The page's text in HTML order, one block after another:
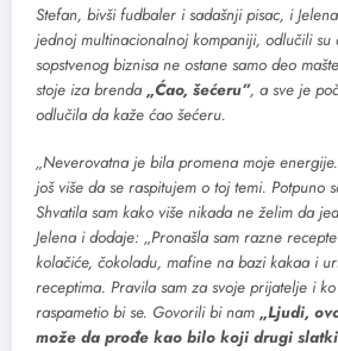
Stefan, bivši fudbaler i sadašnji pisac, i
jednoj multinacionalnoj kompaniji, odlučili su
sopstvenog biznisa ne ostane samo deo
stoje iza brenda „Ćao, šećeru”, a sve je
odlučila da kaže ćao šećeru.
„Neverovatna je bila promena moje
još više da se raspitujem o toj temi. Potpuno
Shvatila sam kako više nikada ne želim da
Jelena i dodaje: „Pronašla sam razne
kolačiće, čokoladu, mafine na bazi kakaa i
receptima. Pravila sam za svoje prijatelje i
raspametio bi se. Govorili bi nam „Ljudi,
može da prođe kao bilo koji drugi